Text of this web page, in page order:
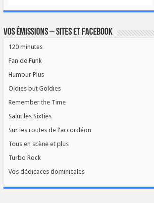
Vos émissions – Sites et Facebook
120 minutes
Fan de Funk
Humour Plus
Oldies but Goldies
Remember the Time
Salut les Sixties
Sur les routes de l'accordéon
Tous en scène et plus
Turbo Rock
Vos dédicaces dominicales